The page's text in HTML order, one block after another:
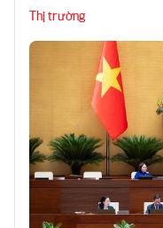
Thị trường